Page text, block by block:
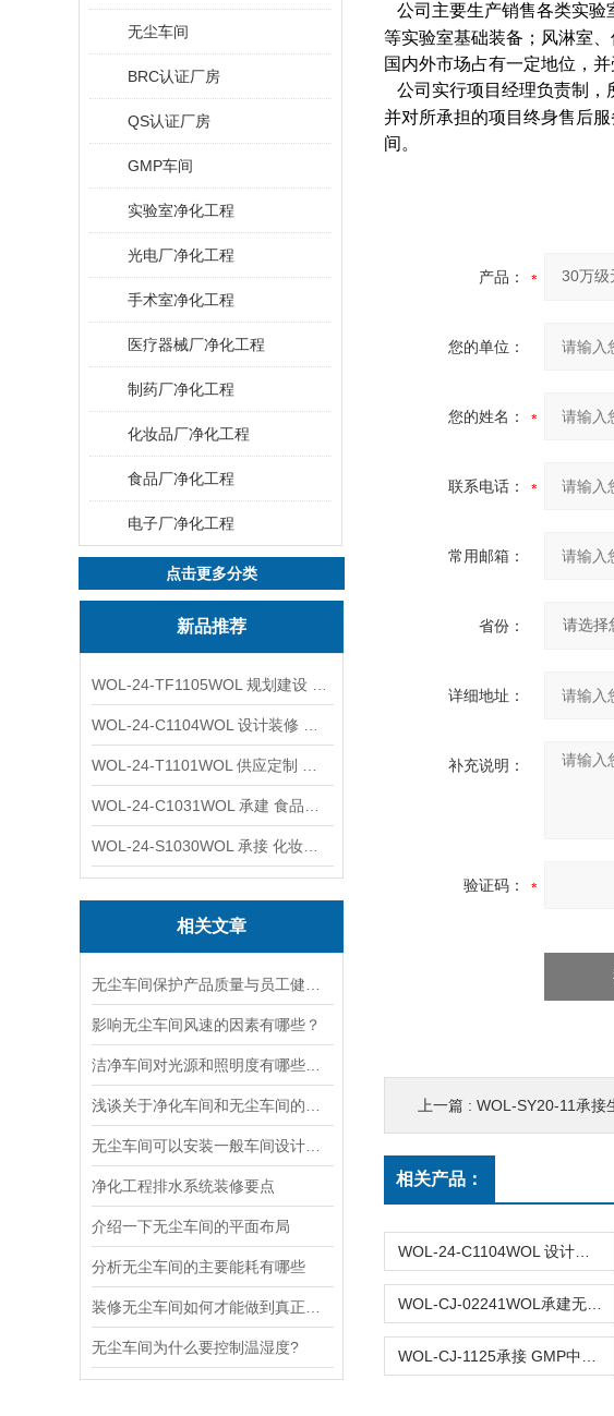
无尘车间
BRC认证厂房
QS认证厂房
GMP车间
实验室净化工程
光电厂净化工程
手术室净化工程
医疗器械厂净化工程
制药厂净化工程
化妆品厂净化工程
食品厂净化工程
电子厂净化工程
点击更多分类
新品推荐
相关文章
影响无尘车间风速的因素有哪些？
净化工程排水系统装修要点
介绍一下无尘车间的平面布局
分析无尘车间的主要能耗有哪些
无尘车间为什么要控制温湿度?
公司主要生产销售各类实验
等实验室基础装备；风淋室
国内外市场占有一定地位，并
公司实行项目经理负责制，
并对所承担的项目终身售后
间。
产品：
您的单位：
您的姓名：
联系电话：
常用邮箱：
省份：
详细地址：
补充说明：
验证码：
上一篇 : WOL-SY20-11承接生物安全
相关产品：